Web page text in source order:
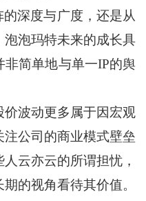
深度与广度，还是从
泡玛特未来的成长具
简单地与单一IP的舆
波动更多属于因宏观
公司的商业模式壁垒
云亦云的所谓担忧，
的视角看待其价值。